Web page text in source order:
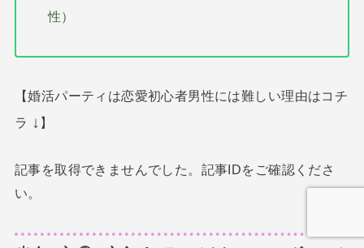
性）
【婚活パーティは恋愛初心者男性には難しい理由はコチ
ラ ↓ 】
記事を取得できませんでした。記事IDをご確認くださ
い。